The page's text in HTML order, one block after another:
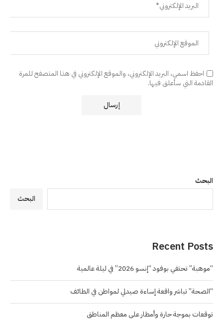
احفظ اسمي، البريد الإلكتروني، والموقع الإلكتروني في هذا المتصفح للمرة
القادمة التي سأعلق فيها.
البحث
البحث
Recent Posts
“موهبة” تحتفي بوفود “إنسو 2026” في ليلة عالمية
“الصحة” تباشر واقعة إساءة صيدلي لمواطن في الطائف
توقعات بموجة حارة وأمطار على معظم المناطق